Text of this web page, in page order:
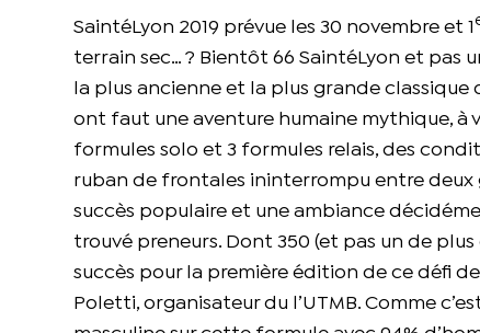
SaintéLyon 2019 prévue les 30 novembre et 1
terrain sec… ? Bientôt 66 SaintéLyon et pas
la plus ancienne et la plus grande
ont faut une aventure humaine mythique, à
formules solo et 3 formules relais, des
ruban de frontales ininterrompu entre deux
succès populaire et une ambiance
trouvé preneurs. Dont 350 (et pas un de
succès pour la première édition de ce défi
Poletti, organisateur du l’UTMB. Comme